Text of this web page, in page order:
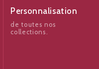
Personnalisation
de toutes nos
collections.